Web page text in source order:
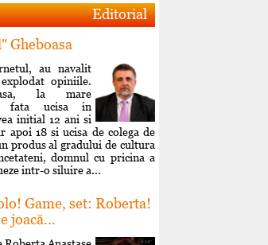
Editorial
Gheboasa
au navalit
opiniile.
la mare
fata ucisa in
initial 12 ani si
apoi 18 si ucisa de colega de
produs al gradului de cultura
domnul cu pricina a
intr-o siluire a...
Game, set: Roberta!
joacă...